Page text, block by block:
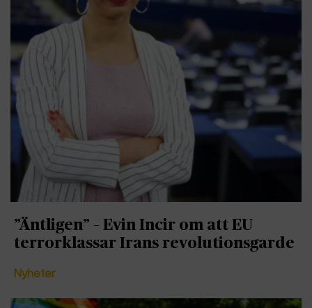
”Äntligen” – Evin Incir om att EU
terrorklassar Irans revolutionsgarde
Nyheter